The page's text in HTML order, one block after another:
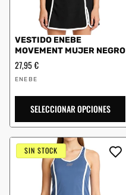
VESTIDO ENEBE
MOVEMENT MUJER NEGRO
Precio
habitual
27,95 €
Proveedor:
ENEBE
SELECCIONAR OPCIONES
SIN STOCK